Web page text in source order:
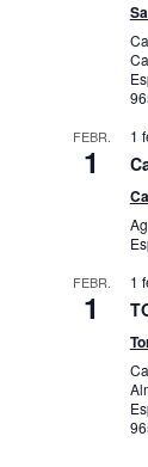
FEBR.
1
1
FEBR.
1
1